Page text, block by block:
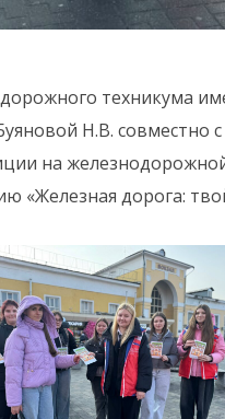
техникума
Н.В. совместно с
на
«Железная дорога: